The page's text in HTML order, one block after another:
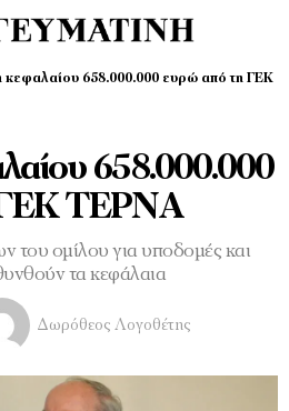
κεφαλαίου 658.000.000 ευρώ από τη ΓΕΚ
658.000.000
ΓΕΚ ΤΕΡΝΑ
του ομίλου για υποδομές και
τα κεφάλαια
Δωρόθεος Λογοθέτης